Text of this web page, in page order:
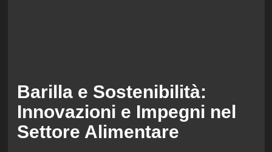
Barilla e Sostenibilità:
Innovazioni e Impegni nel
Settore Alimentare